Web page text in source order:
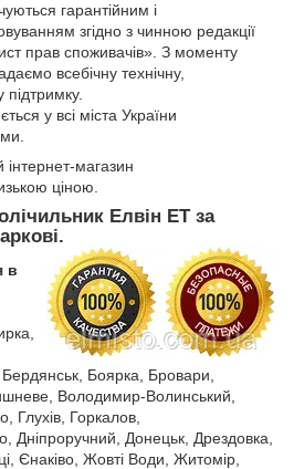
гарантійним і
згідно з чинною редакції
прав споживачів». З моменту
всебічну технічну,
підтримку.
у всі міста України
магазин
ціною.
Елвін ЕТ за
в
Бердянськ, Боярка, Бровари,
Володимир-Волинський,
Глухів, Горкалов,
Дніпроручний, Донецьк, Дрездовка,
Єнаківо, Жовті Води, Житомір,